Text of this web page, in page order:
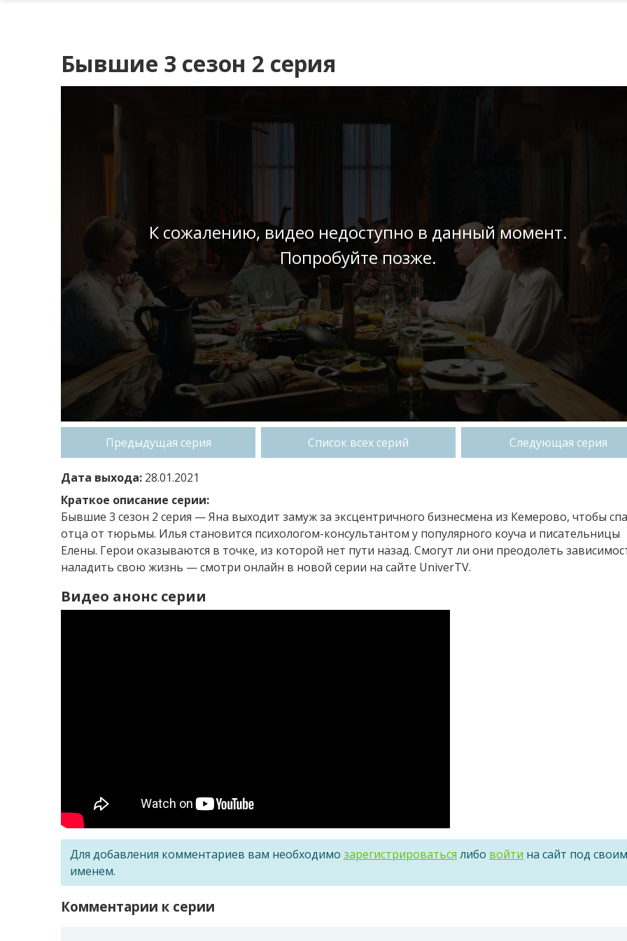
Бывшие 3 сезон 2 серия
К сожалению, видео недоступно в данный момент.
Попробуйте позже.
Предыдущая серия Список всех серий Следующая серия
Дата выхода: 28.01.2021
Краткое описание серии:
Бывшие 3 сезон 2 серия — Яна выходит замуж за эксцентричного бизнесмена из Кемерово, чтобы
отца от тюрьмы. Илья становится психологом-консультантом у популярного коуча и писательницы
Елены. Герои оказываются в точке, из которой нет пути назад. Смогут ли они преодолеть
наладить свою жизнь — смотри онлайн в новой серии на сайте UniverTV.
Видео анонс серии
Для добавления комментариев вам необходимо зарегистрироваться либо войти на сайт под своим
именем.
Комментарии к серии